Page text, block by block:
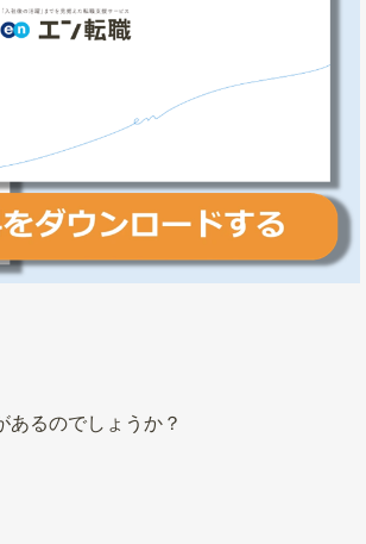
あるのでしょうか？